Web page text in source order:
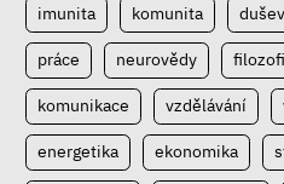
imunita komunita
práce neurovědy
komunikace vzdělávání
energetika ekonomika